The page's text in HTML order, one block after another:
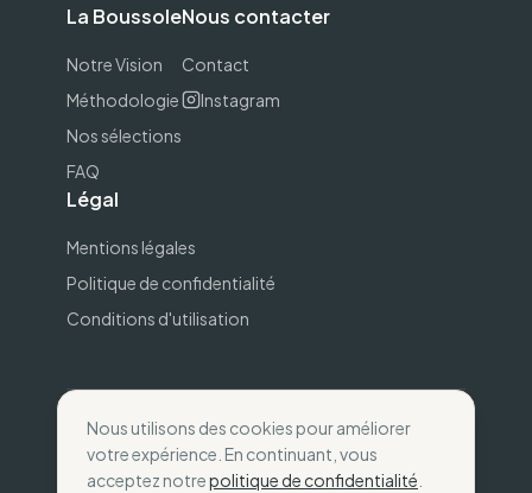
Nous utilisons des cookies pour améliorer
votre expérience. En continuant, vous
acceptez notrepolitique de confidentialité
La Boussole
Notre Vision
Méthodologie
Nos sélections
FAQ
Nous contacter
Contact
Instagram
Légal
Mentions légales
Politique de confidentialité
Conditions d'utilisation
2026 The Wise Compass.Consommez selon
vos valeurs.